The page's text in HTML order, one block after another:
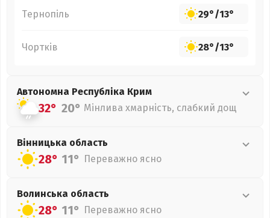
Тернопіль 29°/13°
Чортків 28°/13°
Автономна Республіка Крим
32° 20° Мінлива хмарність, слабкий дощ
Вінницька область
28° 11° Переважно ясно
Волинська область
28° 11° Переважно ясно